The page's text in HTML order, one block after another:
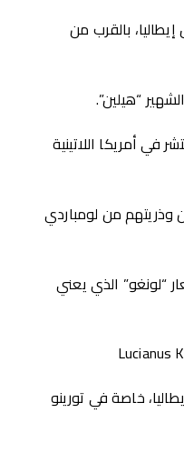
بالقرب من
“هيلين”.
في أمريكا اللاتينية
وذريتهم من لومباردي
“لونغو” الذي يعني
خاصة في تورينو